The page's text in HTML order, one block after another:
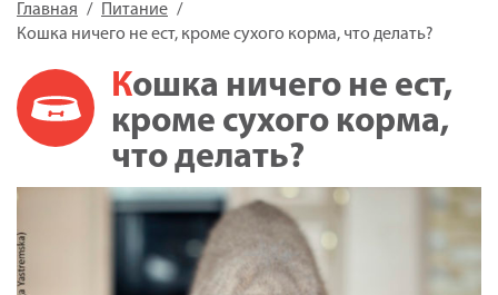
Главная
Питание
Кошка ничего не ест, кроме сухого корма, что делать?
Кошка ничего не ест,
кроме сухого корма,
что делать?